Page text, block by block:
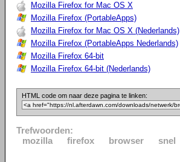
Mozilla Firefox for Mac OS X
Mozilla Firefox (PortableApps)
Mozilla Firefox for Mac OS X (Nederlands)
Mozilla Firefox (PortableApps Nederlands)
Mozilla Firefox 64-bit
Mozilla Firefox 64-bit (Nederlands)
HTML code om naar deze pagina te linken:
Trefwoorden:
mozilla
firefox browser snel